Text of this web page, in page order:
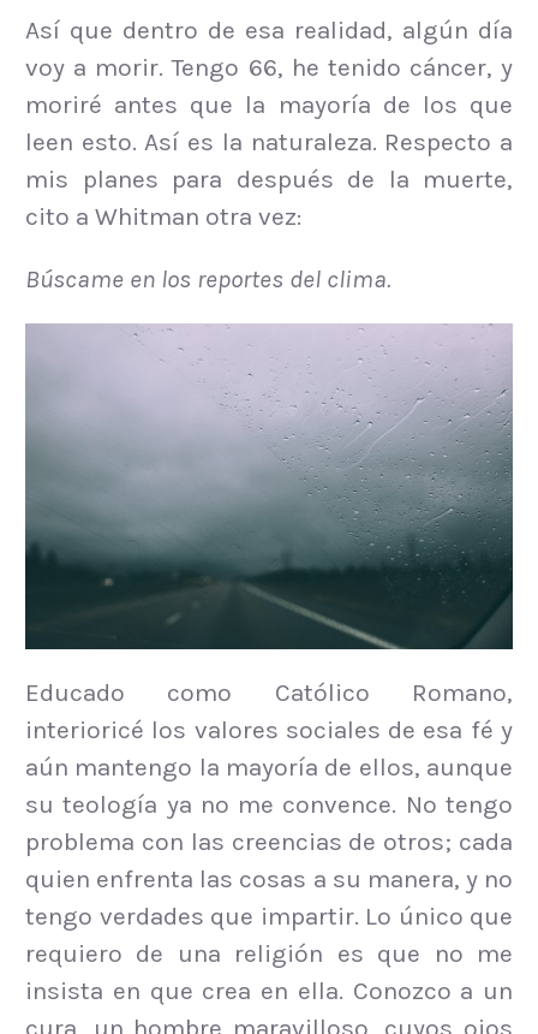
Así que dentro de esa realidad, algún día
voy a morir. Tengo 66, he tenido cáncer, y
moriré antes que la mayoría de los que
leen esto. Así es la naturaleza. Respecto a
mis planes para después de la muerte,
cito a Whitman otra vez:
Búscame en los reportes del clima.
Educado como Católico Romano,
interioricé los valores sociales de esa fé y
aún mantengo la mayoría de ellos, aunque
su teología ya no me convence. No tengo
problema con las creencias de otros; cada
quien enfrenta las cosas a su manera, y no
tengo verdades que impartir. Lo único que
requiero de una religión es que no me
insista en que crea en ella. Conozco a un
cura, un hombre maravilloso, cuyos ojos